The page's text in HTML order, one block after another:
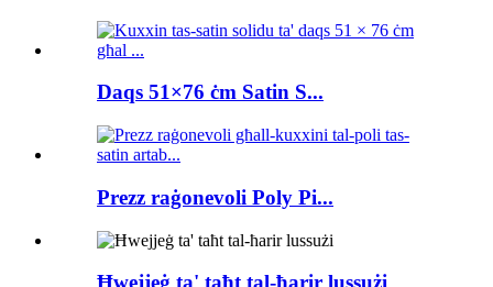
Daqs 51×76 ċm Satin S...
Prezz raġonevoli Poly Pi...
Ħwejjeġ ta' taħt tal-ħarir lussużi